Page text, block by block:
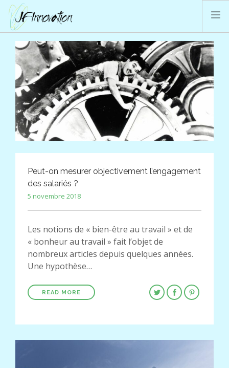
PRESTATIONS JFI
QUI SOMMES-NOUS ?
BLOG
CONTACT
SEARCH SITE
Peut-on mesurer objectivement l’engagement
des salariés ?
5 novembre 2018
Les notions de « bien-être au travail » et de
« bonheur au travail » fait l’objet de
nombreux articles depuis quelques années.
Une hypothèse…
READ MORE